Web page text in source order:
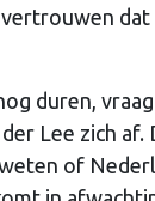
dat
duren,
Lee zich af.
of